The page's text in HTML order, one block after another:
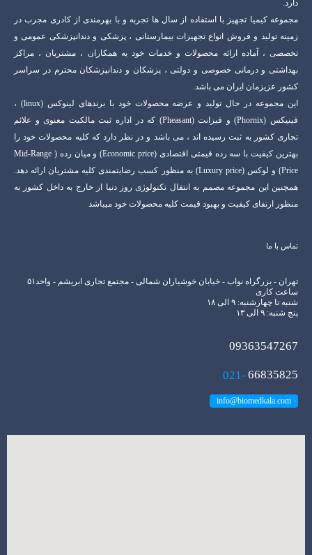
دارد.
مجموعه کیمیا تجهیز با استفاده از سال ها تجربه و با بهرمندی از کادری مجرب در
زمینه تولید و فروش انواع تجهیزات بیمارستانی ، پزشکی و دندانپزشکی عمومی و
تخصصی ، آماده ارائه محصولات و خدمات خود به همکاران ، مشتریان ، مراکز
بهداشتی و درمانی خصوصی و دولتی ، پزشکان و دندانپزشکان محترم در سراسر
کشور عزیزمان ایران می باشد.
این مجموعه در حال تولید و عرضه محصولات خود با برندهای لینوکس (linux) ،
فینیکس (Phornix) و فیزانت (Pheasant) که در اداره ثبت مالکیت معنوی و علائم
تجاری کشور به ثبت رسیده اند ، می باشد و در نظر دارد که کلیه محصولات خود را
بهترین کیفیت با سه رده قیمتی اقتصادی (Economic price) و میان رده ( Mid-Range
Price) و لوکس (Luxury price) به منظور کسب رضایتمندی کلیه مشتریان ارائه دهد.
همچنین این مجموعه مصمم به انتفال تکنولوژی روز دنیا از خارج به داخل کشور به
منظور ارتفای کیفیت و بهبود قیمت کلیه محصولات خود میباشد
تماس با ما
تهران - بزرگراه نواب - خیابان خوشیاران شمالی - مجتمع تجاری ابریشم - واحد۵۱
ساعت کاری
شنبه تا چهارشنبه: ۹ الی ۱۸
پنج شنبه: ۹ الی ۱۳
09363547267
021- 66835825
info@biomedkala.com